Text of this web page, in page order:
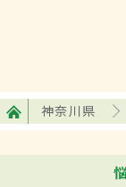
神奈川県